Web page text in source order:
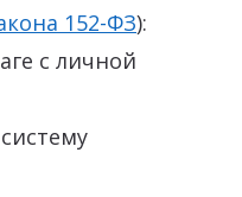
152-ФЗ):
с личной